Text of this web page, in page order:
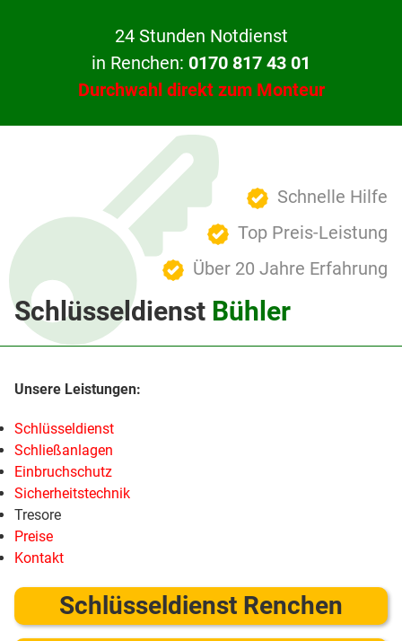
24 Stunden Notdienst
in Renchen: 0170 817 43 01
Durchwahl direkt zum Monteur
Schnelle Hilfe
Top Preis-Leistung
Über 20 Jahre Erfahrung
Schlüsseldienst Bühler
Schlüsseldienst
Schließanlagen
Einbruchschutz
Sicherheitstechnik
Tresore
Preise
Kontakt
Schlüsseldienst Renchen